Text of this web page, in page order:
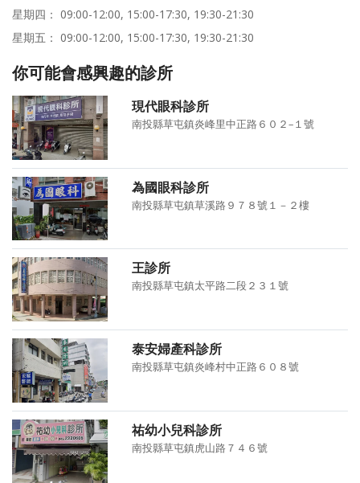
星期四： 09:00-12:00, 15:00-17:30, 19:30-21:30
星期五： 09:00-12:00, 15:00-17:30, 19:30-21:30
你可能會感興趣的診所
現代眼科診所
南投縣草屯鎮炎峰里中正路６０２–１號
為國眼科診所
南投縣草屯鎮草溪路９７８號１－２樓
王診所
南投縣草屯鎮太平路二段２３１號
泰安婦產科診所
南投縣草屯鎮炎峰村中正路６０８號
祐幼小兒科診所
南投縣草屯鎮虎山路７４６號